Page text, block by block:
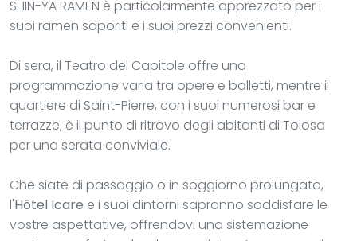
SHIN-YA RAMEN è particolarmente apprezzato per i
suoi ramen saporiti e i suoi prezzi convenienti.
Di sera, il Teatro del Capitole offre una
programmazione varia tra opere e balletti, mentre il
quartiere di Saint-Pierre, con i suoi numerosi bar e
terrazze, è il punto di ritrovo degli abitanti di Tolosa
per una serata conviviale.
Che siate di passaggio o in soggiorno prolungato,
l'Hôtel Icare e i suoi dintorni sapranno soddisfare le
vostre aspettative, offrendovi una sistemazione